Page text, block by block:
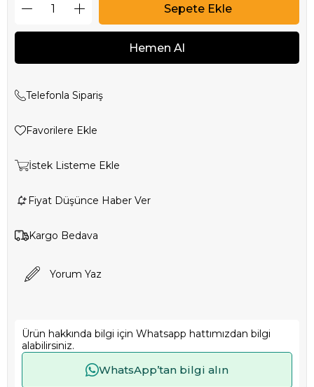
Telefonla Sipariş
Favorilere Ekle
İstek Listeme Ekle
Fiyat Düşünce Haber Ver
Kargo Bedava
Yorum Yaz
Ürün hakkında bilgi için Whatsapp hattımızdan bilgi
alabilirsiniz.
WhatsApp’tan bilgi alın